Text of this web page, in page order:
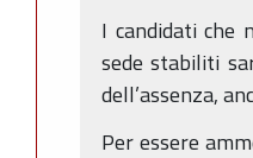
I candidati che
sede stabiliti
dell’assenza,
Per essere